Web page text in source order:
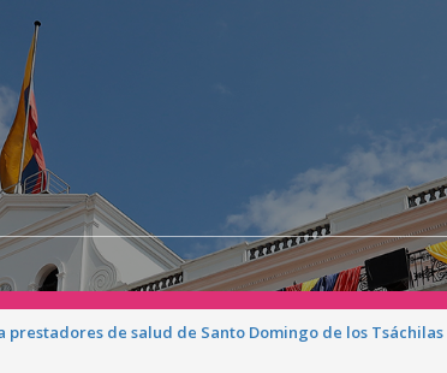
prestadores de salud de Santo Domingo de los Tsáchilas